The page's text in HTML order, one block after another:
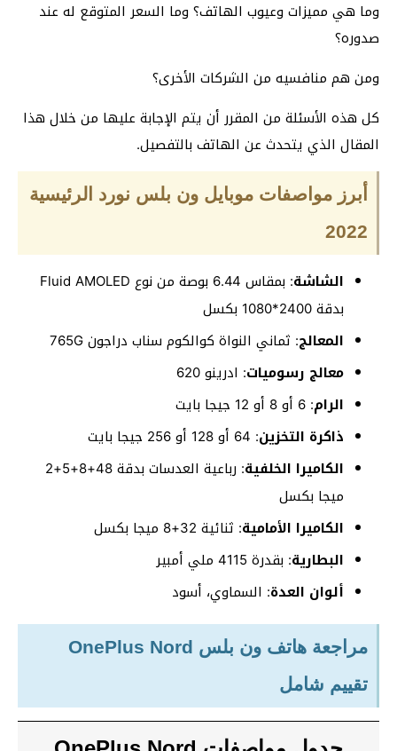
وما هي مميزات وعيوب الهاتف؟ وما السعر المتوقع له عند
صدوره؟
ومن هم منافسيه من الشركات الأخرى؟
كل هذه الأسئلة من المقرر أن يتم الإجابة عليها من خلال هذا
المقال الذي يتحدث عن الهاتف بالتفصيل.
أبرز مواصفات موبايل ون بلس نورد الرئيسية
2022
الشاشة
: بمقاس 6.44 بوصة من نوع Fluid AMOLED
بدقة 2400*1080 بكسل
المعالج: ثماني النواة كوالكوم سناب دراجون 765G
معالج رسوميات: ادرينو 620
الرام: 6 أو 8 أو 12 جيجا بايت
ذاكرة التخزين: 64 أو 128 أو 256 جيجا بايت
الكاميرا الخلفية
: رباعية العدسات بدقة 48+8+5+2
ميجا بكسل
الكاميرا الأمامية: ثنائية 32+8 ميجا بكسل
البطارية: بقدرة 4115 ملي أمبير
ألوان العدة: السماوي، أسود
مراجعة هاتف ون بلس OnePlus Nord
تقييم شامل